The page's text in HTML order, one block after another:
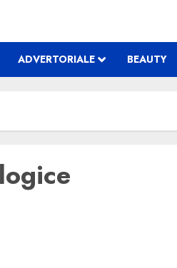
ADVERTORIALE BEAUTY